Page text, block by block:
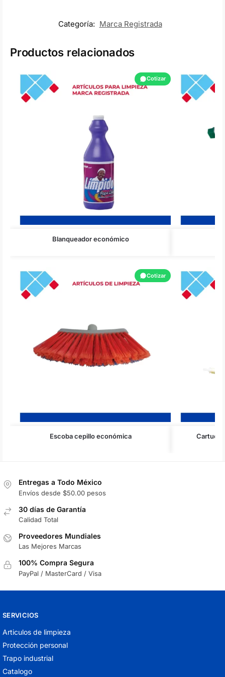
Categoría: Marca Registrada
Productos relacionados
Cotizar
Blanqueador económico
Cotizar
Escoba cepillo económica
Entregas a Todo México
Envíos desde $50.00 pesos
30 días de Garantía
Calidad Total
Proveedores Mundiales
Las Mejores Marcas
100% Compra Segura
PayPal / MasterCard / Visa
SERVICIOS
Articulos de limpieza
Protección personal
Trapo industrial
Catalogo